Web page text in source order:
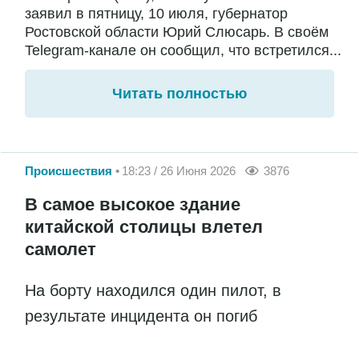
заявил в пятницу, 10 июля, губернатор
Ростовской области Юрий Слюсарь. В своём
Telegram-канале он сообщил, что встретился...
Читать полностью
Происшествия 18:23 / 26 Июня 2026 3876
В самое высокое здание
китайской столицы влетел
самолет
На борту находился один пилот, в
результате инцидента он погиб